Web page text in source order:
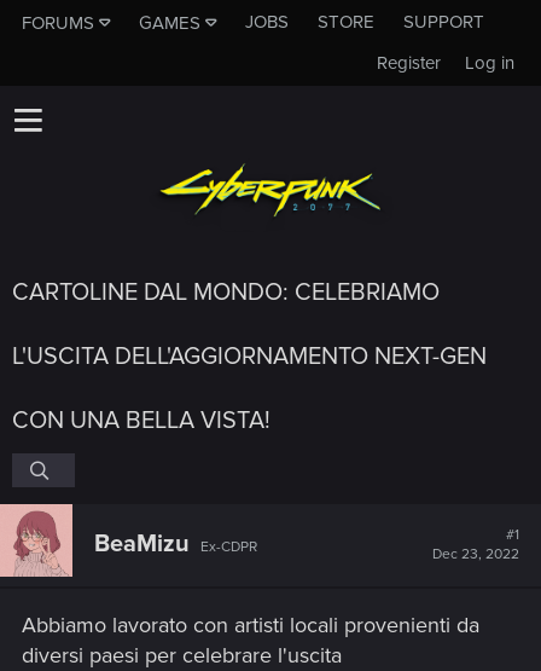
FORUMS GAMES JOBS STORE
SUPPORT
Log in
Register
CARTOLINE DAL MONDO: CELEBRIAMO
L'USCITA DELL'AGGIORNAMENTO NEXT-GEN
CON UNA BELLA VISTA!
BeaMizu Ex-CDPR
#1
Dec 23, 2022
Abbiamo lavorato con artisti locali provenienti da
diversi paesi per celebrare l'uscita